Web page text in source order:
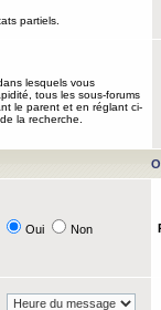
partiels.
lesquels vous
tous les sous-forums
le parent et en réglant ci-
la recherche.
Oui Non